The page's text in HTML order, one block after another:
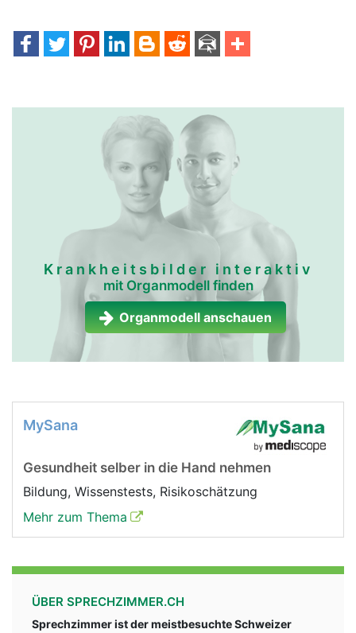
Krankheitsbilder interaktiv
mit Organmodell finden
Organmodell anschauen
MySana
Gesundheit selber in die Hand nehmen
Bildung, Wissenstests, Risikoschätzung
Mehr zum Thema
ÜBER SPRECHZIMMER.CH
Sprechzimmer ist der meistbesuchte Schweizer